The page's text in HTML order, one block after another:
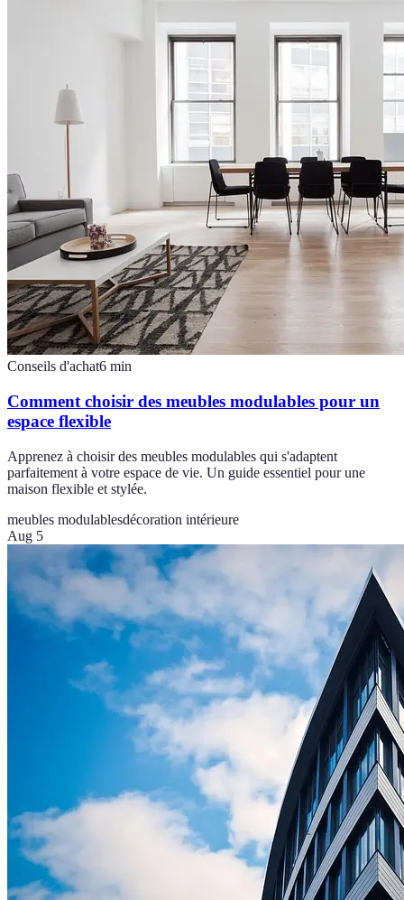
Conseils d'achat6 min
Comment choisir des meubles modulables pour un
espace flexible
Apprenez à choisir des meubles modulables qui s'adaptent
parfaitement à votre espace de vie. Un guide essentiel pour une
maison flexible et stylée.
meubles modulablesdécoration intérieure
Aug 5